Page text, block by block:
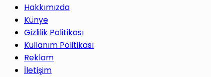
Hakkımızda
Künye
Gizlilik Politikası
Kullanım Politikası
Reklam
İletişim